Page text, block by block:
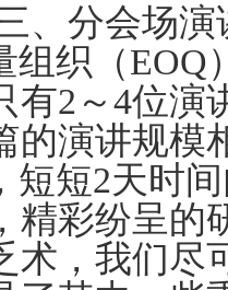
、分会场
组织（EOQ
有2 ～4位演
的演讲规模
短短2天时
精彩纷呈的
术，我们尽